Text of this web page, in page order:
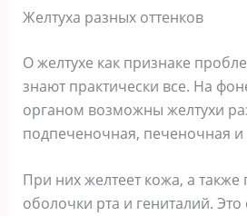
Желтуха разных оттенков
О желтухе как признаке
знают практически все. На
органом возможны желтухи
подпеченочная, печеночная
При них желтеет кожа, а также
оболочки рта и гениталий. Это